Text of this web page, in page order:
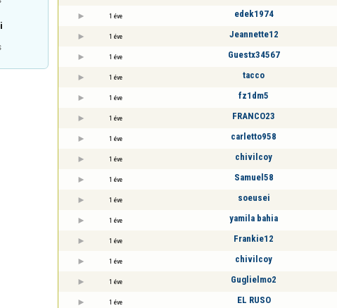
1 éve edek1974
1 éve Jeannette12
1 éve Guestx34567
1 éve tacco
1 éve fz1dm5
1 éve FRANCO23
1 éve carletto958
1 éve chivilcoy
1 éve Samuel58
1 éve soeusei
1 éve yamila bahia
1 éve Frankie12
1 éve chivilcoy
1 éve Guglielmo2
1 éve EL RUSO